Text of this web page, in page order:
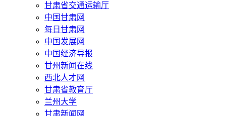
甘肃省交通运输厅
中国甘肃网
每日甘肃网
中国发展网
中国经济导报
甘州新闻在线
西北人才网
甘肃省教育厅
兰州大学
甘肃新闻网